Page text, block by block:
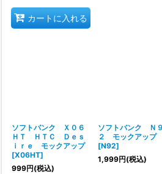
カートに入れる
ソフトバンク Ｘ０６
ＨＴ ＨＴＣ Ｄｅｓ
ｉｒｅ モックアップ
[X06HT]
999円(税込)
ソフトバンク Ｎ９
２ モックアップ
[N92]
1,999円(税込)